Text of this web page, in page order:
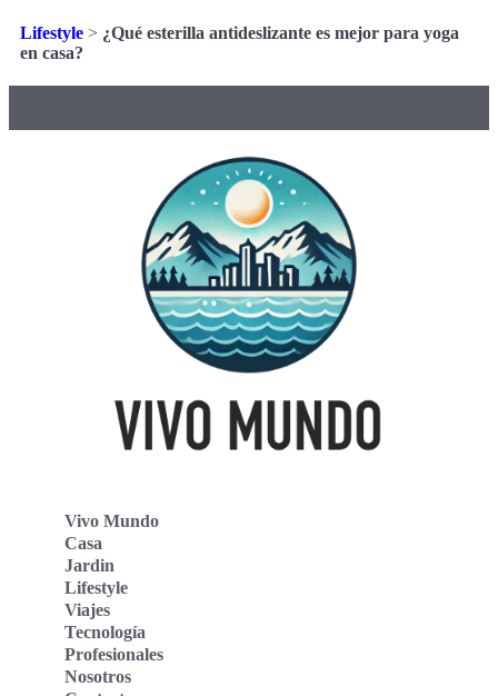
Lifestyle > ¿Qué esterilla antideslizante es mejor para yoga
en casa?
Vivo Mundo
Casa
Jardin
Lifestyle
Viajes
Tecnología
Profesionales
Nosotros